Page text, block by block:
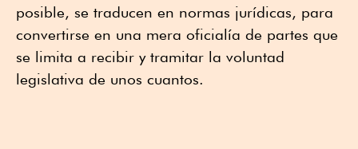
posible, se traducen en normas jurídicas, para
convertirse en una mera oficialía de partes que
se limita a recibir y tramitar la voluntad
legislativa de unos cuantos.